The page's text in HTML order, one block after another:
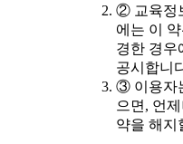
② 교육정
에는 이
경한 경우
공시합니
③ 이용자
으면, 언
약을 해지